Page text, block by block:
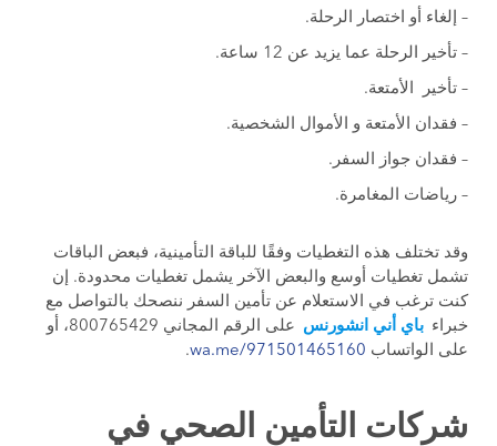
– إلغاء أو اختصار الرحلة.
– تأخير الرحلة عما يزيد عن 12 ساعة.
– تأخير الأمتعة.
– فقدان الأمتعة و الأموال الشخصية.
– فقدان جواز السفر.
– رياضات المغامرة.
وقد تختلف هذه التغطيات وفقًا للباقة التأمينية، فبعض الباقات
تشمل تغطيات أوسع والبعض الآخر يشمل تغطيات محدودة. إن
كنت ترغب في الاستعلام عن تأمين السفر ننصحك بالتواصل مع
خبراء باي أني انشورنس
على الرقم المجاني 800765429، أو
على الواتساب wa.me/971501465160
.
شركات التأمين الصحي في